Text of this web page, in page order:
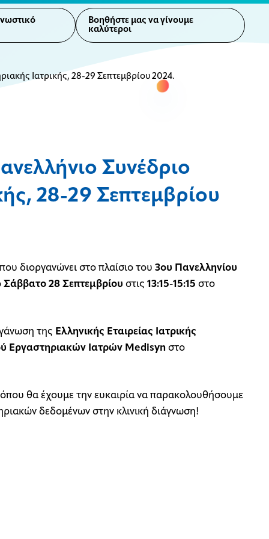
Βοηθήστε μας να γίνουμε
καλύτεροι
Ιατρικής, 28-29 Σεπτεμβρίου 2024.
Συνέδριο
28-29 Σεπτεμβρίου
που διοργανώνει στο πλαίσιο του 3ου Πανελληνίου
Σάββατο 28 Σεπτεμβρίου στις 13:15-15:15 στο
της Ελληνικής Εταιρείας Ιατρικής
Εργαστηριακών Ιατρών Medisyn στο
θα έχουμε την ευκαιρία να παρακολουθήσουμε
δεδομένων στην κλινική διάγνωση!